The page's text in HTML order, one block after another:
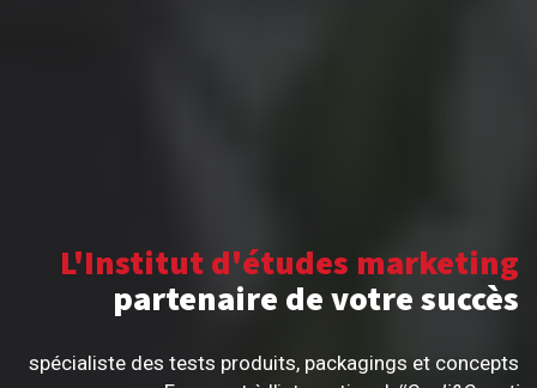
L'Institut d'études marketing
partenaire de votre succès
spécialiste des tests produits, packagings et concepts